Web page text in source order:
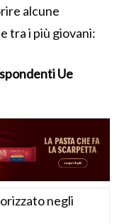
alcune
tra i più giovani:
Ue
negli